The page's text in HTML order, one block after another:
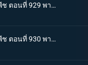
One piece วันพีช ตอนที่ 929 พากย์ไทย สายสัมพันธ์นักโทษ ลูฟี่กับปู่เฮียว!
One piece วันพีช ตอนที่ 930 พากย์ไทย หัวหน้าใหญ่! ควีนแห่งหายนะปรากฏตัว!